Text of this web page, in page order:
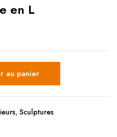
en L
au panier
, Sculptures